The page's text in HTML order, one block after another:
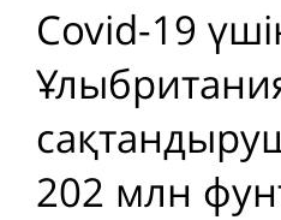
Covid-19
202 млн